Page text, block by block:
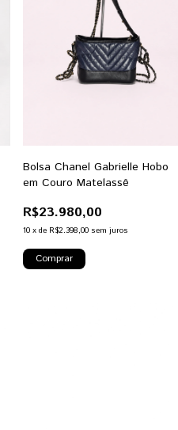
Bolsa Chanel Gabrielle Hobo
em Couro Matelassê
R$23.980,00
10 x de R$2.398,00 sem juros